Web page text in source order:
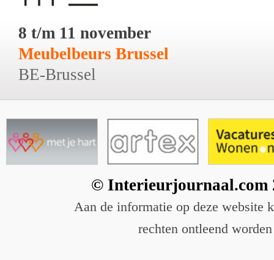
8 t/m 11 november
Meubelbeurs Brussel
BE-Brussel
© Interieurjournaal.com
Aan de informatie op deze website
rechten ontleend worden